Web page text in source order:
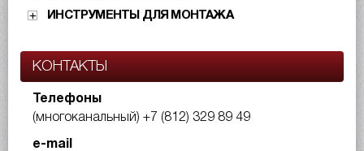
ИНСТРУМЕНТЫ ДЛЯ МОНТАЖА
КОНТАКТЫ
Телефоны
(многоканальный) +7 (812) 329 89 49
e-mail